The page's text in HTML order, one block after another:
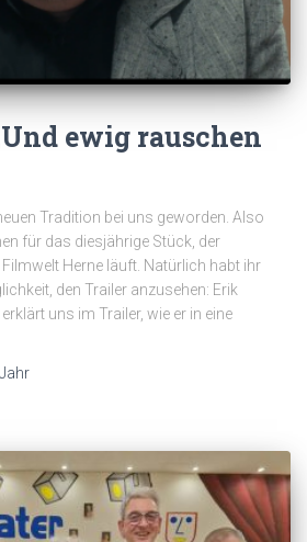
ewig rauschen
Tradition bei uns geworden. Also
für das diesjährige Stück, der
Herne läuft. Natürlich habt ihr
den Trailer anzusehen: Erik
uns im Trailer, wie er in eine